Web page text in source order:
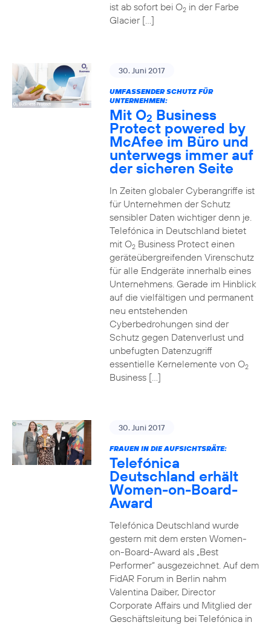
ist ab sofort bei O2in der Farbe
Glacier […]
30. Juni 2017
UMFASSENDER SCHUTZ FÜR
UNTERNEHMEN:
Mit O2 Business
Protect powered by
McAfee im Büro und
unterwegs immer auf
der sicheren Seite
In Zeiten globaler Cyberangriffe ist
für Unternehmen der Schutz
sensibler Daten wichtiger denn je.
Telefónica in Deutschland bietet
mit O2Business Protect einen
geräteübergreifenden Virenschutz
für alle Endgeräte innerhalb eines
Unternehmens. Gerade im Hinblick
auf die vielfältigen und permanent
neu entstehenden
Cyberbedrohungen sind der
Schutz gegen Datenverlust und
unbefugten Datenzugriff
essentielle Kernelemente von O2
Business […]
30. Juni 2017
FRAUEN IN DIE AUFSICHTSRÄTE:
Telefónica
Deutschland erhält
Women-on-Board-
Award
Telefónica Deutschland wurde
gestern mit dem ersten Women-
on-Board-Award als „Best
Performer“ ausgezeichnet. Auf dem
FidAR Forum in Berlin nahm
Valentina Daiber, Director
Corporate Affairs und Mitglied der
Geschäftsleitung bei Telefónica in